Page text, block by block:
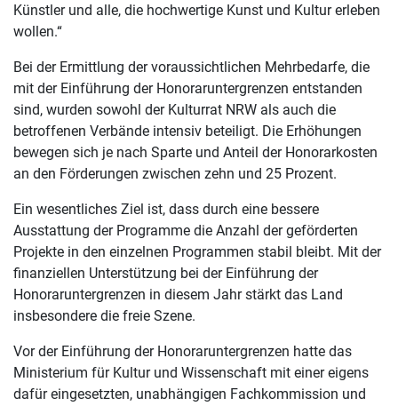
Künstler und alle, die hochwertige Kunst und Kultur erleben
wollen.“
Bei der Ermittlung der voraussichtlichen Mehrbedarfe, die
mit der Einführung der Honoraruntergrenzen entstanden
sind, wurden sowohl der Kulturrat NRW als auch die
betroffenen Verbände intensiv beteiligt. Die Erhöhungen
bewegen sich je nach Sparte und Anteil der Honorarkosten
an den Förderungen zwischen zehn und 25 Prozent.
Ein wesentliches Ziel ist, dass durch eine bessere
Ausstattung der Programme die Anzahl der geförderten
Projekte in den einzelnen Programmen stabil bleibt. Mit der
finanziellen Unterstützung bei der Einführung der
Honoraruntergrenzen in diesem Jahr stärkt das Land
insbesondere die freie Szene.
Vor der Einführung der Honoraruntergrenzen hatte das
Ministerium für Kultur und Wissenschaft mit einer eigens
dafür eingesetzten, unabhängigen Fachkommission und